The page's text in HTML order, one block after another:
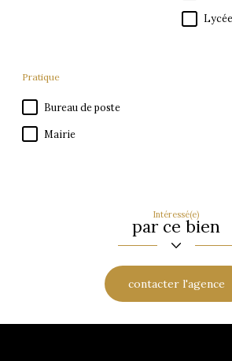
Lycée
Pratique
Bureau de poste
Mairie
Intéressé(e)
par ce bien
contacter l'agence